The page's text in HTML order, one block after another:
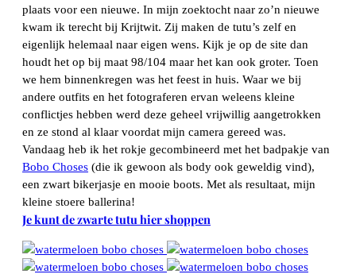
plaats voor een nieuwe. In mijn zoektocht naar zo’n nieuwe
kwam ik terecht bij Krijtwit. Zij maken de tutu’s zelf en
eigenlijk helemaal naar eigen wens. Kijk je op de site dan
houdt het op bij maat 98/104 maar het kan ook groter. Toen
we hem binnenkregen was het feest in huis. Waar we bij
andere outfits en het fotograferen ervan weleens kleine
conflictjes hebben werd deze geheel vrijwillig aangetrokken
en ze stond al klaar voordat mijn camera gereed was.
Vandaag heb ik het rokje gecombineerd met het badpakje van
Bobo Choses (die ik gewoon als body ook geweldig vind),
een zwart bikerjasje en mooie boots. Met als resultaat, mijn
kleine stoere ballerina!
Je kunt de zwarte tutu hier shoppen